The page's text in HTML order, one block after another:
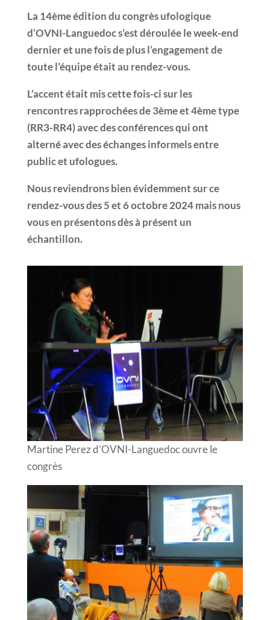
La 14ème édition du congrès ufologique
d’OVNI-Languedoc s’est déroulée le week-end
dernier et une fois de plus l’engagement de
toute l’équipe était au rendez-vous.
L’accent était mis cette fois-ci sur les
rencontres rapprochées de 3ème et 4ème type
(RR3-RR4) avec des conférences qui ont
alterné avec des échanges informels entre
public et ufologues.
Nous reviendrons bien évidemment sur ce
rendez-vous des 5 et 6 octobre 2024 mais nous
vous en présentons dès à présent un
échantillon.
Martine Perez d’OVNI-Languedoc ouvre le
congrès